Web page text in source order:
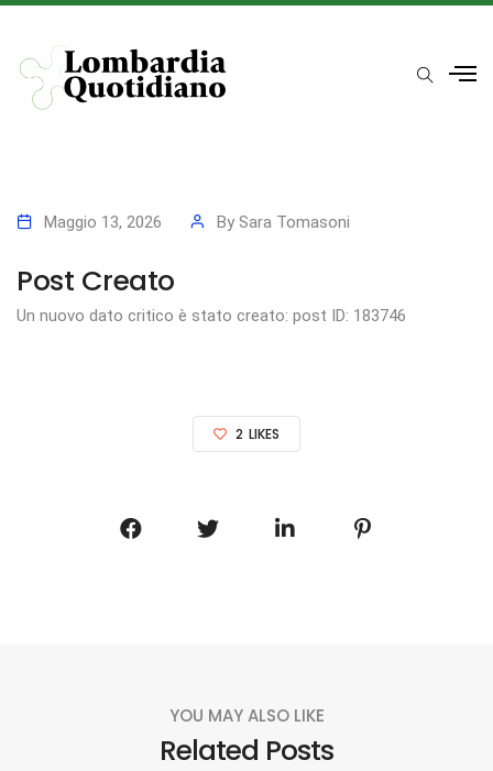
Maggio 13, 2026 By Sara Tomasoni
Post Creato
Un nuovo dato critico è stato creato: post ID: 183746
2 LIKES
YOU MAY ALSO LIKE
Related Posts